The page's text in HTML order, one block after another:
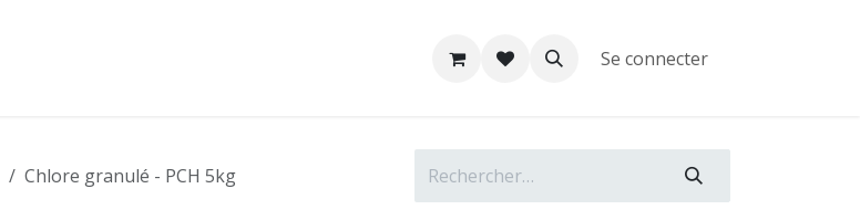
Se connecter
Chlore granulé - PCH 5kg